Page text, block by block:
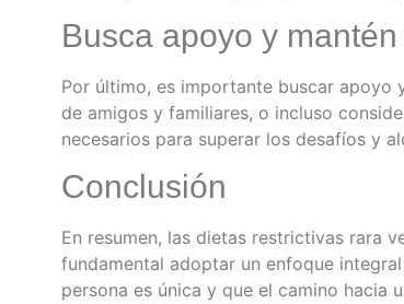
Busca apoyo y
Por último, es importante buscar apoyo
de amigos y familiares, o incluso
necesarios para superar los desafíos y
Conclusión
En resumen, las dietas restrictivas rara
fundamental adoptar un enfoque
persona es única y que el camino hacia